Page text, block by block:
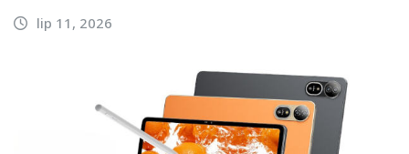
lip 11, 2026